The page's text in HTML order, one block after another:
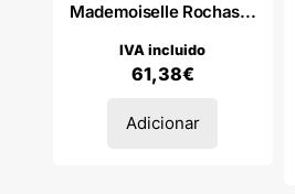
Mademoiselle Rochas...
61,38€
IVA incluido
Adicionar